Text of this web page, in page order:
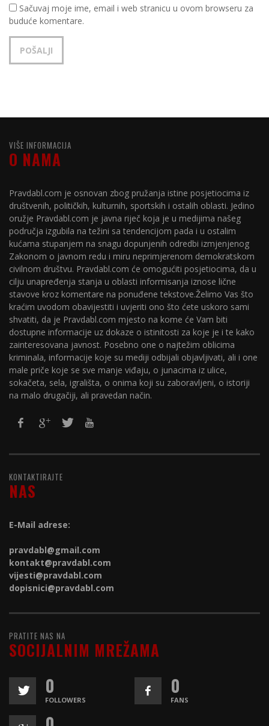
Sačuvaj moje ime, email i web stranicu u ovom browseru za
buduće komentare.
VIŠE INFORMACIJA
O NAMA
Pravdabl.com je osnovan zbog pružanja istine posjetiocima iz
društvenih, političkih, kulturnih, sportskih i ostalih oblasti. Jedino
oružje Pravdabl.com je javna riječ koja je u medijima našeg
područja izgubila na težini sa tendencijom pada i u ostalim
kućama stupanjem na snagu dopunjenih odredbi izmjenjenog
Zakonom o javnom redu i miru neprimjerenom demokratskom
civilnom društvu. Pravdabl.com će omogućiti posjetiocima, da u
cilju unapređenja stanja u oblasti informisanja iznose lične
stavove kroz komentare na ponuđene tekstove.Želimo Vas što
kraćim uvodom obavijestiti i uvjeriti ono što ćete uskoro sami
shvatiti, da je Pravdabl.com mjesto na kome će Vam biti
dostupne informacije uz dokaze o istinitosti za koje je i te kako
zainteresovana javnost. Posebno one o najtežim oblicima
kriminala, informacije koje su mediji odbijali objavljivati, ali i one
male priče koje se sve manje viđaju, o junacima iz ulice,
sokačeta, sela, igrališta, o onima koji su zaboravljeni, o istoriji
na malo drugačiji, ali pravedan način.
KONTAKTIRAJTE
NAS
E-Mail adrese:
pravdabl@gmail.com
kontakt@pravdabl.com
vijesti@pravdabl.com
dopisnici@pravdabl.com
PRATITE NAS NA
SOCIJALNIM MREŽAMA
0
FOLLOWERS
0
FANS